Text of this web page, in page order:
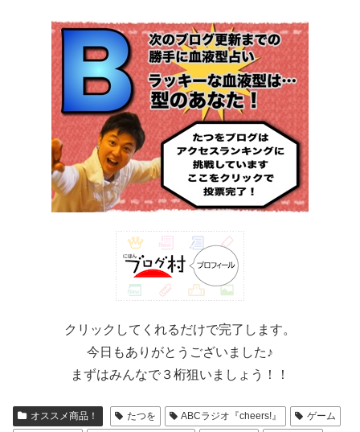
クリックしてくれるだけで完了します。
今日もありがとうございました♪
まずはみんなで３桁狙いましょう！！
オススメ商品！ たつを ABCラジオ『cheers!』
ゲーム